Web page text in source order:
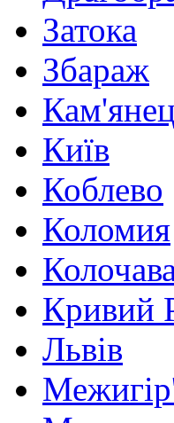
Затока
Збараж
Київ
Коблево
Коломия
Кривий
Львів